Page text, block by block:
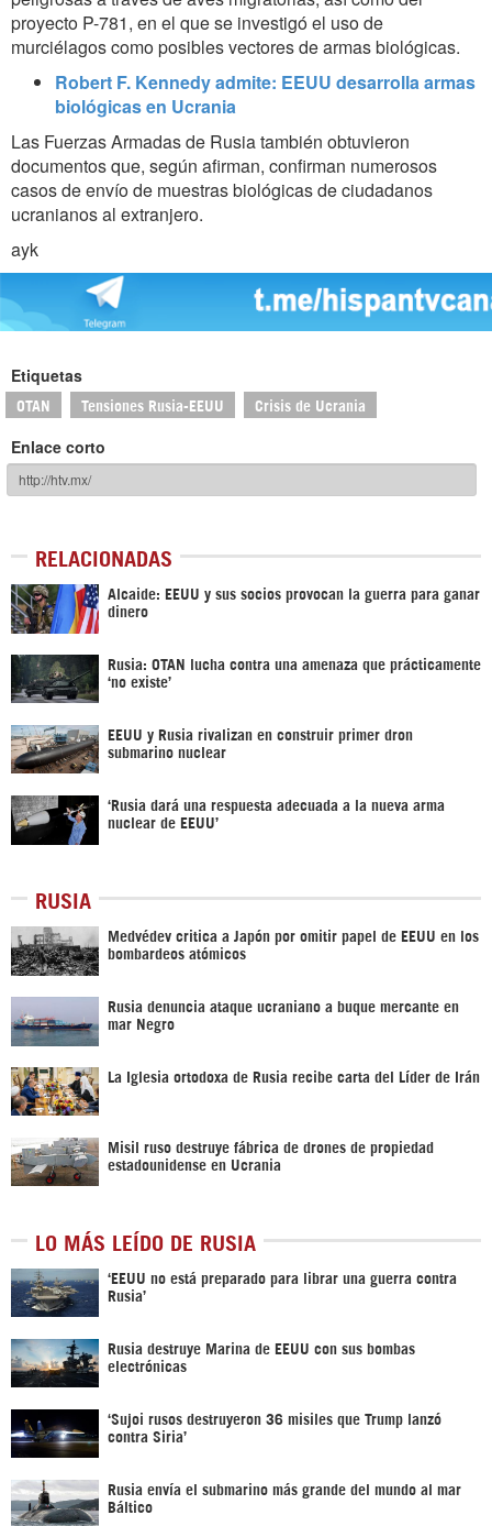
proyecto P-781, en el que se investigó el uso de
murciélagos como posibles vectores de armas biológicas.
Robert F. Kennedy admite: EEUU desarrolla armas
biológicas en Ucrania
Las Fuerzas Armadas de Rusia también obtuvieron
documentos que, según afirman, confirman numerosos
casos de envío de muestras biológicas de ciudadanos
ucranianos al extranjero.
ayk
Etiquetas
OTAN Tensiones Rusia-EEUU Crisis de Ucrania
Enlace corto
RELACIONADAS
Alcaide: EEUU y sus socios provocan la guerra para ganar
dinero
Rusia: OTAN lucha contra una amenaza que prácticamente
‘no existe’
EEUU y Rusia rivalizan en construir primer dron
submarino nuclear
‘Rusia dará una respuesta adecuada a la nueva arma
nuclear de EEUU’
RUSIA
Medvédev critica a Japón por omitir papel de EEUU en los
bombardeos atómicos
Rusia denuncia ataque ucraniano a buque mercante en
mar Negro
La Iglesia ortodoxa de Rusia recibe carta del Líder de Irán
Misil ruso destruye fábrica de drones de propiedad
estadounidense en Ucrania
LO MÁS LEÍDO DE RUSIA
‘EEUU no está preparado para librar una guerra contra
Rusia’
Rusia destruye Marina de EEUU con sus bombas
electrónicas
‘Sujoi rusos destruyeron 36 misiles que Trump lanzó
contra Siria’
Rusia envía el submarino más grande del mundo al mar
Báltico